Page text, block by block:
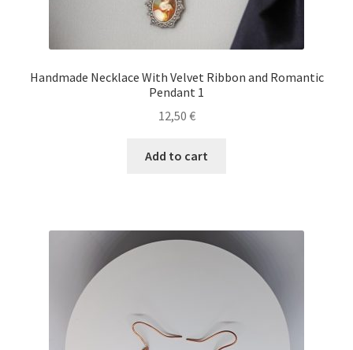
Handmade Necklace With Velvet Ribbon and Romantic
Pendant 1
12,50 €
Add to cart